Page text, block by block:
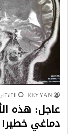
REYYAN الثلاثاء, 4 مارس,
عاجل: هذه
دماغي